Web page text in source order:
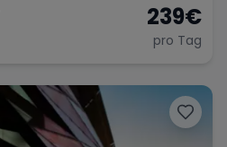
239€
pro Tag